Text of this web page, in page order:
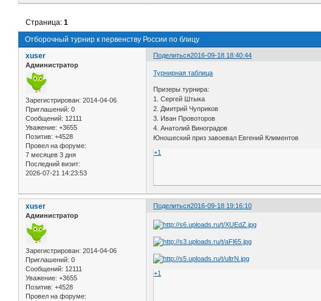
Отборочный турнир к первенству России по блицу
Страница:1
Поделиться2016-09-18 18:40:44
xuser
Администратор
Зарегистрирован: 2014-04-06
Приглашений: 0
Сообщений: 12111
Уважение: +3655
Позитив: +4528
Провел на форуме:
7 месяцев 3 дня
Последний визит:
2026-07-21 14:23:53
Турнирная таблица
Призеры турнира:
1. Сергей Штыка
2. Дмитрий Чуприков
3. Иван Провоторов
4. Анатолий Виноградов
Юношеский приз завоевал Евгений Климентов
+1
Поделиться2016-09-18 19:16:10
xuser
Администратор
Зарегистрирован: 2014-04-06
Приглашений: 0
Сообщений: 12111
Уважение: +3655
Позитив: +4528
Провел на форуме:
+1